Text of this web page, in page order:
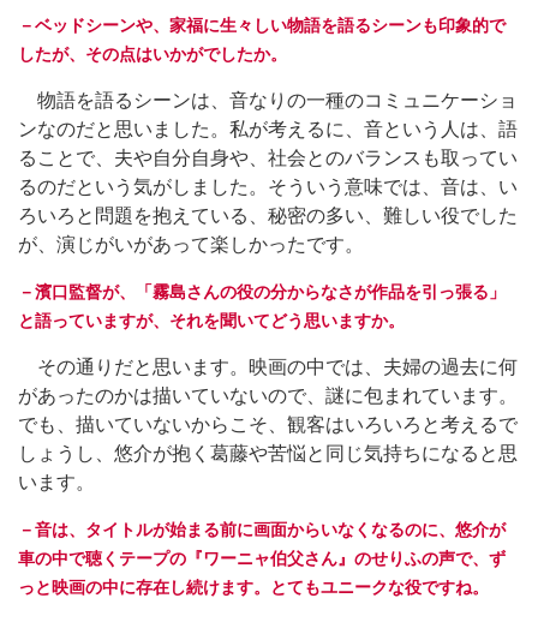
－ベッドシーンや、家福に生々しい物語を語るシーンも印象的で
したが、その点はいかがでしたか。
物語を語るシーンは、音なりの一種のコミュニケーショ
ンなのだと思いました。私が考えるに、音という人は、語
ることで、夫や自分自身や、社会とのバランスも取ってい
るのだという気がしました。そういう意味では、音は、い
ろいろと問題を抱えている、秘密の多い、難しい役でした
が、演じがいがあって楽しかったです。
－濱口監督が、「霧島さんの役の分からなさが作品を引っ張る」
と語っていますが、それを聞いてどう思いますか。
その通りだと思います。映画の中では、夫婦の過去に何
があったのかは描いていないので、謎に包まれています。
でも、描いていないからこそ、観客はいろいろと考えるで
しょうし、悠介が抱く葛藤や苦悩と同じ気持ちになると思
います。
－音は、タイトルが始まる前に画面からいなくなるのに、悠介が
車の中で聴くテープの『ワーニャ伯父さん』のせりふの声で、ず
っと映画の中に存在し続けます。とてもユニークな役ですね。